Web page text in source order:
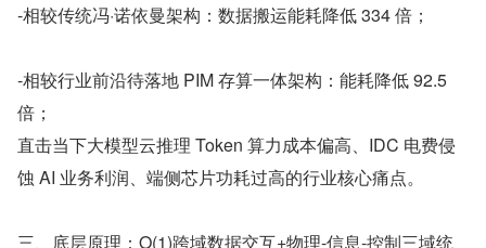
-相较传统冯·诺依曼架构：数据搬运能耗降低 334 倍；
-相较行业前沿待落地 PIM 存算一体架构：能耗降低 92.5
倍；
直击当下大模型云推理 Token 算力成本偏高、IDC 电费侵
蚀 AI 业务利润、端侧芯片功耗过高的行业核心痛点。
三、底层原理：O(1)跨域数据交互+物理‑信息‑控制三域统